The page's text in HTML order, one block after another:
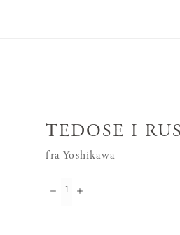
TEDOSE I
fra Yoshikawa